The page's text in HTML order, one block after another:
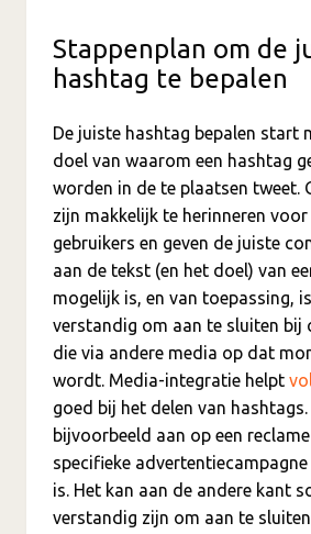
Stappenplan om de
hashtag te bepalen
De juiste hashtag bepalen start
doel van waarom een hashtag
worden in de te plaatsen tweet.
zijn makkelijk te herinneren
gebruikers en geven de juiste
aan de tekst (en het doel) van
mogelijk is, en van toepassing,
verstandig om aan te sluiten bij
die via andere media op dat
wordt. Media-integratie helpt
goed bij het delen van
bijvoorbeeld aan op een
specifieke
is. Het kan aan de andere kant
verstandig zijn om aan te